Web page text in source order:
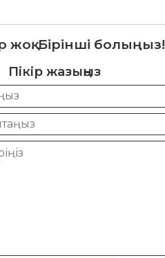
жоқ. Бірінші болыңыз!
Пікір жазыңыз